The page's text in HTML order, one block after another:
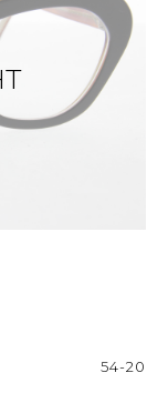
54-20